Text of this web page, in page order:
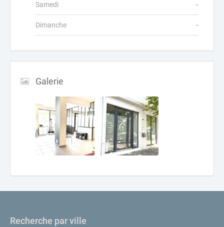
Samedi -
Dimanche -
Galerie
Recherche par ville